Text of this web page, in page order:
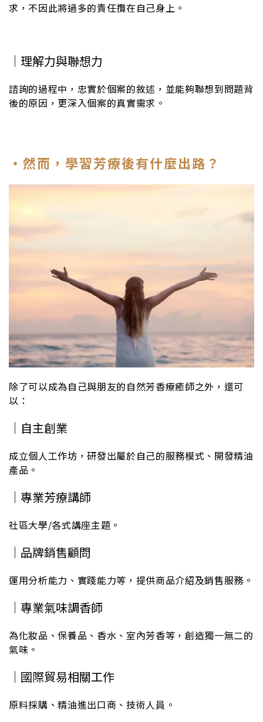
求，不因此將過多的責任攬在自己身上。
｜理解力與聯想力
諮詢的過程中，忠實於個案的敘述，並能夠聯想到問題背
後的原因，更深入個案的真實需求。
・然而，學習芳療後有什麼出路？
除了可以成為自己與朋友的自然芳香療癒師之外，還可
以：
｜自主創業
成立個人工作坊，研發出屬於自己的服務模式、開發精油
產品。
｜專業芳療講師
社區大學/各式講座主題。
｜品牌銷售顧問
運用分析能力、實踐能力等，提供商品介紹及銷售服務。
｜專業氣味調香師
為化妝品、保養品、香水、室內芳香等，創造獨一無二的
氣味。
｜國際貿易相關工作
原料採購、精油進出口商、技術人員。